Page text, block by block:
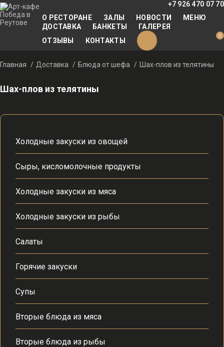
+7 926 470 07 70
О РЕСТОРАНЕ
ЗАЛЫ НОВОСТИ
МЕНЮ
ДОСТАВКА
БАНКЕТЫ
ГАЛЕРЕЯ
ОТЗЫВЫ
КОНТАКТЫ
0
Главная Доставка Блюда от шефа Шах-плов из телятины
Шах-плов из телятины
Холодные закуски из овощей
Сыры, кисломолочные продукты
Холодные закуски из мяса
Холодные закуски из рыбы
Салаты
Горячие закуски
Супы
Вторые блюда из мяса
Вторые блюда из рыбы